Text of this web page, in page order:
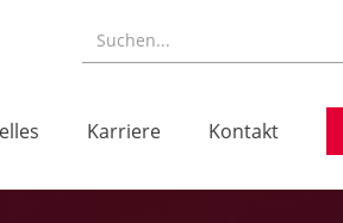
Karriere Kontakt